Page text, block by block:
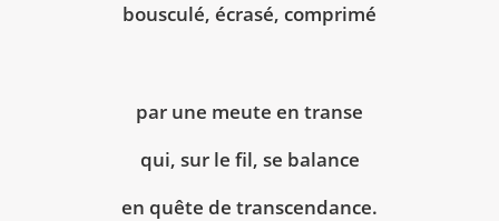
bousculé, écrasé, comprimé
par une meute en transe
qui, sur le fil, se balance
en quête de transcendance.